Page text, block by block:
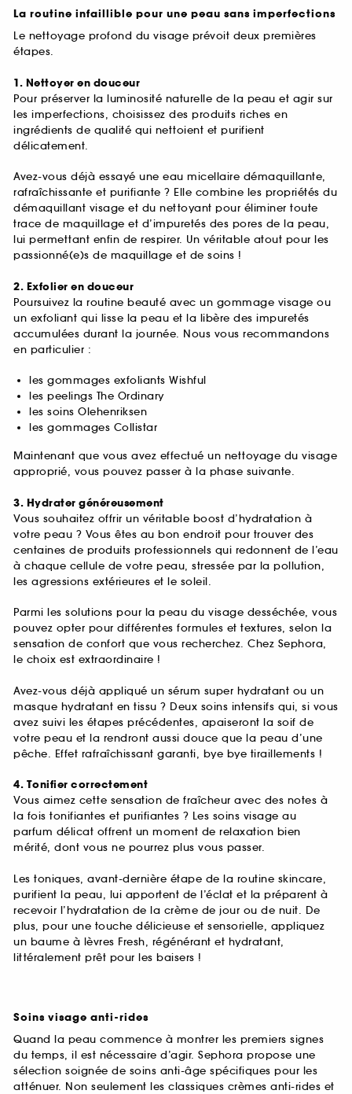
La routine infaillible pour une peau sans imperfections
Le nettoyage profond du visage prévoit deux premières
étapes.
1. Nettoyer en douceur
Pour préserver la luminosité naturelle de la peau et agir sur
les imperfections, choisissez des produits riches en
ingrédients de qualité qui nettoient et purifient
délicatement.
Avez-vous déjà essayé une eau micellaire démaquillante,
rafraîchissante et purifiante ? Elle combine les propriétés du
démaquillant visage et du nettoyant pour éliminer toute
trace de maquillage et d’impuretés des pores de la peau,
lui permettant enfin de respirer. Un véritable atout pour les
passionné(e)s de maquillage et de soins !
2. Exfolier en douceur
Poursuivez la routine beauté avec un gommage visage ou
un exfoliant qui lisse la peau et la libère des impuretés
accumulées durant la journée. Nous vous recommandons
en particulier :
les gommages exfoliants Wishful
les peelings The Ordinary
les soins Olehenriksen
les gommages Collistar
Maintenant que vous avez effectué un nettoyage du visage
approprié, vous pouvez passer à la phase suivante.
3. Hydrater généreusement
Vous souhaitez offrir un véritable boost d’hydratation à
votre peau ? Vous êtes au bon endroit pour trouver des
centaines de produits professionnels qui redonnent de l’eau
à chaque cellule de votre peau, stressée par la pollution,
les agressions extérieures et le soleil.
Parmi les solutions pour la peau du visage desséchée, vous
pouvez opter pour différentes formules et textures, selon la
sensation de confort que vous recherchez. Chez Sephora,
le choix est extraordinaire !
Avez-vous déjà appliqué un sérum super hydratant ou un
masque hydratant en tissu ? Deux soins intensifs qui, si vous
avez suivi les étapes précédentes, apaiseront la soif de
votre peau et la rendront aussi douce que la peau d’une
pêche. Effet rafraîchissant garanti, bye bye tiraillements !
4. Tonifier correctement
Vous aimez cette sensation de fraîcheur avec des notes à
la fois tonifiantes et purifiantes ? Les soins visage au
parfum délicat offrent un moment de relaxation bien
mérité, dont vous ne pourrez plus vous passer.
Les toniques, avant-dernière étape de la routine skincare,
purifient la peau, lui apportent de l’éclat et la préparent à
recevoir l’hydratation de la crème de jour ou de nuit. De
plus, pour une touche délicieuse et sensorielle, appliquez
un baume à lèvres Fresh, régénérant et hydratant,
littéralement prêt pour les baisers !
Soins visage anti-rides
Quand la peau commence à montrer les premiers signes
du temps, il est nécessaire d’agir. Sephora propose une
sélection soignée de soins anti-âge spécifiques pour les
atténuer. Non seulement les classiques crèmes anti-rides et